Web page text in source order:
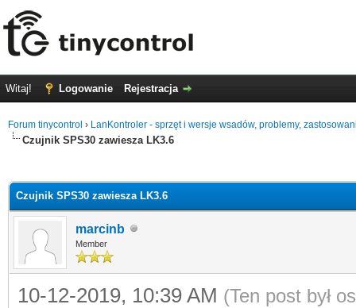
Witaj! Logowanie Rejestracja
Forum tinycontrol › LanKontroler - sprzęt i wersje wsadów, problemy,
Czujnik SPS30 zawiesza LK3.6
Czujnik SPS30 zawiesza LK3.6
marcinb
Member
10-12-2019, 10:39 AM (Ten post był